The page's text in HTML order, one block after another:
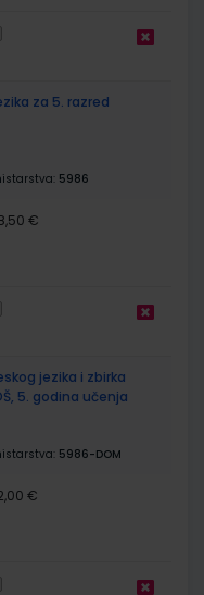
za 5. razred
5986
€
jezika i zbirka
5. godina učenja
5986-DOM
€